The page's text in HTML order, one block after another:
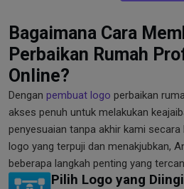
Bagaimana Cara
Perbaikan Rumah
Online?
Dengan pembuat logo perbaikan
akses penuh untuk melakukan
penyesuaian tanpa akhir kami
logo yang terpuji dan menakjubkan,
beberapa langkah penting yang
Pilih Logo yang